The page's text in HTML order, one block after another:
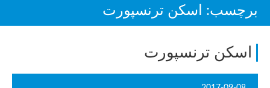
برچسب: اسکن ترنسپورت
اسکن ترنسپورت